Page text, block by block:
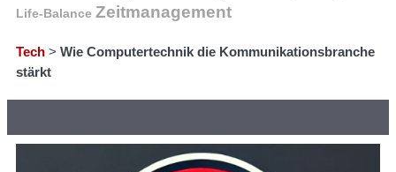
Life-Balance Zeitmanagement
Tech > Wie Computertechnik die Kommunikationsbranche
stärkt